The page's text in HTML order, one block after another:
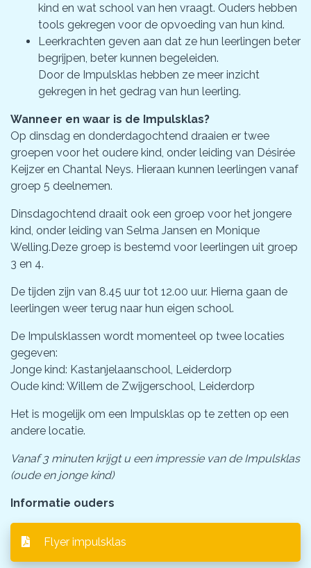
kind en wat school van hen vraagt. Ouders hebben
tools gekregen voor de opvoeding van hun kind.
Leerkrachten geven aan dat ze hun leerlingen beter
begrijpen, beter kunnen begeleiden.
Door de Impulsklas hebben ze meer inzicht
gekregen in het gedrag van hun leerling.
Wanneer en waar is de Impulsklas?
Op dinsdag en donderdagochtend draaien er twee
groepen voor het oudere kind, onder leiding van Désirée
Keijzer en Chantal Neys. Hieraan kunnen leerlingen vanaf
groep 5 deelnemen.
Dinsdagochtend draait ook een groep voor het jongere
kind, onder leiding van Selma Jansen en Monique
Welling.Deze groep is bestemd voor leerlingen uit groep
3 en 4.
De tijden zijn van 8.45 uur tot 12.00 uur. Hierna gaan de
leerlingen weer terug naar hun eigen school.
De Impulsklassen wordt momenteel op twee locaties
gegeven:
Jonge kind: Kastanjelaanschool, Leiderdorp
Oude kind: Willem de Zwijgerschool, Leiderdorp
Het is mogelijk om een Impulsklas op te zetten op een
andere locatie.
Vanaf 3 minuten krijgt u een impressie van de Impulsklas
(oude en jonge kind)
Informatie ouders
Flyer impulsklas